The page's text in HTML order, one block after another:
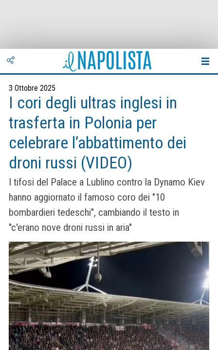
3 Ottobre 2025
I cori degli ultras inglesi in
trasferta in Polonia per
celebrare l’abbattimento dei
droni russi (VIDEO)
I tifosi del Palace a Lublino contro la Dynamo Kiev
hanno aggiornato il famoso coro dei "10
bombardieri tedeschi", cambiando il testo in
"c'erano nove droni russi in aria"